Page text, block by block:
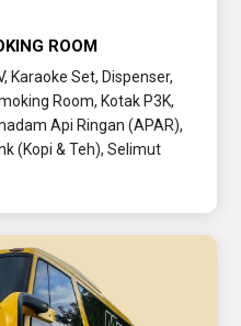
ROOM
Karaoke Set, Dispenser,
Room, Kotak P3K,
Api Ringan (APAR),
(Kopi & Teh), Selimut